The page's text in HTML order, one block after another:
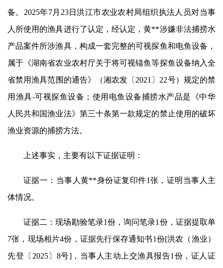
备。2025年7月23日洪江市农业农村局组织执法人员对当事
人所使用的渔具进行了认定，经认定，黄**涉嫌非法捕捞水
产品案件所涉渔具，构成一套完整的可视探鱼和电鱼设备，
属于《湖南省农业农村厅关于将可视锚鱼等探鱼设备纳入全
省禁用渔具范围的通告》（湘农发〔2021〕22号）规定的禁
用渔具-可视探鱼设备；使用电鱼设备捕捞水产品是《中华
人民共和国渔业法》第三十条第一款规定的禁止使用的破坏
渔业资源的捕捞方法。
上述事实，主要有以下证据证明：
证据一：当事人黄**身份证复印件1张，证明当事人主
体情况。
证据二：现场勘验笔录1份，询问笔录1份，证据提取单
7张，现场相片4份，证据先行保存通知书1份[洪农（渔业）
先登〔2025〕8号]，当事人主动上交渔具报告1份，证人证